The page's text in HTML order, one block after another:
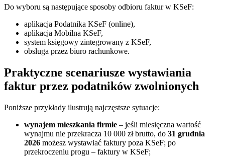
Do wyboru są następujące sposoby odbioru faktur w KSeF:
aplikacja Podatnika KSeF (online),
aplikacja Mobilna KSeF,
system księgowy zintegrowany z KSeF,
obsługa przez biuro rachunkowe.
Praktyczne scenariusze wystawiania
faktur przez podatników zwolnionych
Poniższe przykłady ilustrują najczęstsze sytuacje:
wynajem mieszkania firmie – jeśli miesięczna wartość
wynajmu nie przekracza 10 000 zł brutto, do 31 grudnia
2026 możesz wystawiać faktury poza KSeF; po
przekroczeniu progu – faktury w KSeF;